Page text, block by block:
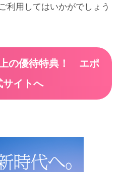
利用してはいかがでしょう
の優待特典！ エポ
サイトへ